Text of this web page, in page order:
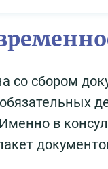
со сбором
в